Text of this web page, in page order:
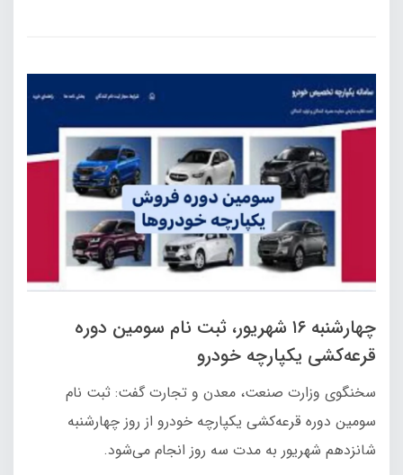
چهارشنبه ۱۶ شهریور، ثبت نام سومین دوره
قرعه‌کشی یکپارچه خودرو
سخنگوی وزارت صنعت، معدن و تجارت گفت: ثبت نام
سومین دوره قرعه‌کشی یکپارچه خودرو از روز چهارشنبه
شانزدهم شهریور به مدت سه روز انجام می‌شود.